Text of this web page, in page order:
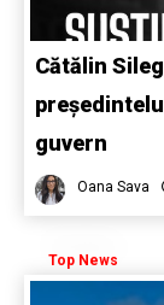
Cătălin
guvern
Oana Sava
Top News